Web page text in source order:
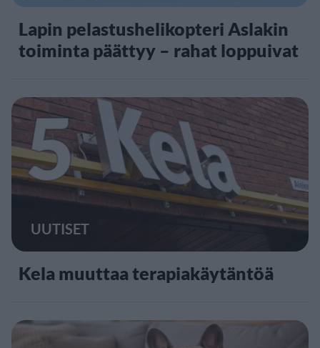
Lapin pelastushelikopteri Aslakin
toiminta päättyy – rahat loppuivat
5
UUTISET
Kela muuttaa terapiakäytäntöä